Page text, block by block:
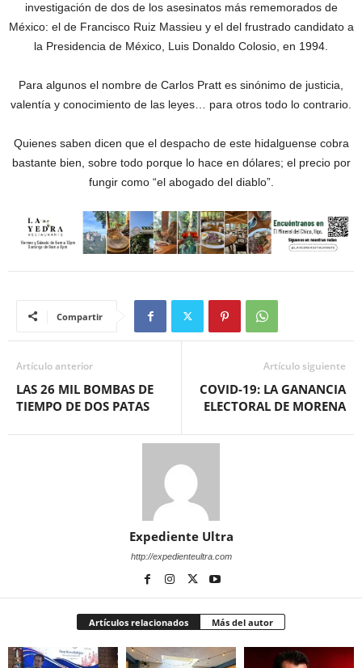
investigación de dos de los asesinatos más rememorados de
México: el de Francisco Ruiz Massieu y el del frustrado candidato a
la Presidencia de México, Luis Donaldo Colosio, en 1994.
Para algunos el nombre de Carlos Pratt es sinónimo de justicia,
valentía y conocimiento de las leyes… para otros todo lo contrario.
Quienes saben dicen que el despacho de este hidalguense cobra
bastante bien, sobre todo porque lo hace en dólares; el precio por
fungir como “el abogado del diablo”.
Compartir
Artículo anterior
LAS 26 MIL BOMBAS DE
TIEMPO DE DOS PATAS
Artículo siguiente
COVID-19: LA GANANCIA
ELECTORAL DE MORENA
Expediente Ultra
http://expedienteultra.com
Artículos relacionados Más del autor